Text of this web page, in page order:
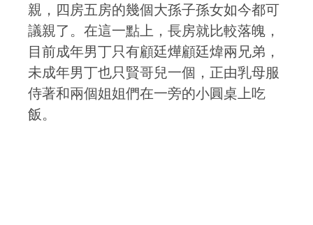
親，四房五房的幾個大孫子孫女如今都可
議親了。在這一點上，長房就比較落魄，
目前成年男丁只有顧廷燁顧廷煒兩兄弟，
未成年男丁也只賢哥兒一個，正由乳母服
侍著和兩個姐姐們在一旁的小圓桌上吃
飯。